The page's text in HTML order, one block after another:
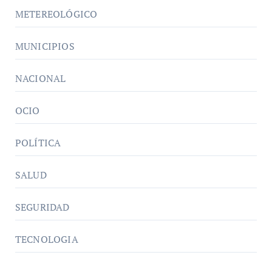
METEREOLÓGICO
MUNICIPIOS
NACIONAL
OCIO
POLÍTICA
SALUD
SEGURIDAD
TECNOLOGIA